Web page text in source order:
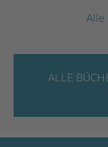
Alle
ALLE